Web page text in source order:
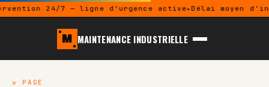
24/7 — ligne d'urgence active Délai moyen
M MAINTENANCE INDUSTRIELLE
» PAGE